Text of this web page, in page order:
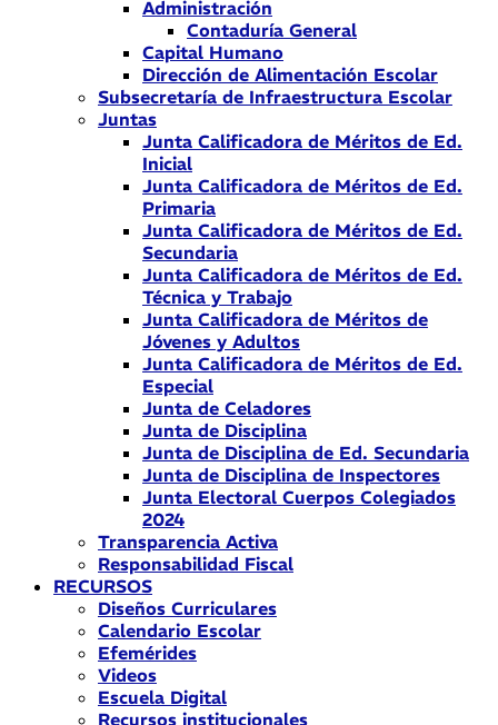
Administración
Contaduría General
Capital Humano
Dirección de Alimentación Escolar
Subsecretaría de Infraestructura Escolar
Juntas
Junta Calificadora de Méritos de Ed.
Inicial
Junta Calificadora de Méritos de Ed.
Primaria
Junta Calificadora de Méritos de Ed.
Secundaria
Junta Calificadora de Méritos de Ed.
Técnica y Trabajo
Junta Calificadora de Méritos de
Jóvenes y Adultos
Junta Calificadora de Méritos de Ed.
Especial
Junta de Celadores
Junta de Disciplina
Junta de Disciplina de Ed. Secundaria
Junta de Disciplina de Inspectores
Junta Electoral Cuerpos Colegiados
2024
Transparencia Activa
Responsabilidad Fiscal
RECURSOS
Diseños Curriculares
Calendario Escolar
Efemérides
Videos
Escuela Digital
Recursos institucionales